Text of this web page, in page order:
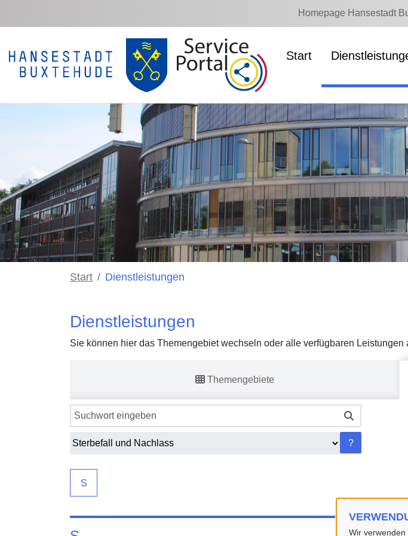
Wir
Homepage Hansestadt
Start
Start Dienstleistungen
Dienstleistungen
Sie können hier das Themengebiet wechseln oder alle verfügbaren Leistungen
Themengebiete
?
S